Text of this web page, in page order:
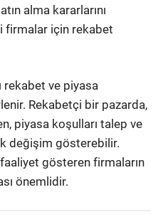
alma kararlarını
firmalar için rekabet
rekabet ve piyasa
Rekabetçi bir pazarda,
piyasa koşulları talep ve
değişim gösterebilir.
gösteren firmaların
önemlidir.